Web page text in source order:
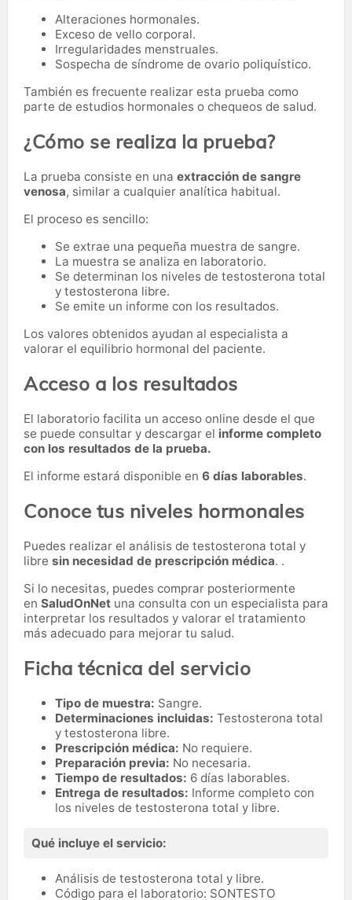
Alteraciones hormonales.
Exceso de vello corporal.
Irregularidades menstruales.
Sospecha de síndrome de ovario poliquístico.
También es frecuente realizar esta prueba como
parte de estudios hormonales o chequeos de salud.
¿Cómo se realiza la prueba?
La prueba consiste en una extracción de sangre
venosa, similar a cualquier analítica habitual.
El proceso es sencillo:
Se extrae una pequeña muestra de sangre.
La muestra se analiza en laboratorio.
Se determinan los niveles de testosterona total
y testosterona libre.
Se emite un informe con los resultados.
Los valores obtenidos ayudan al especialista a
valorar el equilibrio hormonal del paciente.
Acceso a los resultados
El laboratorio facilita un acceso online desde el que
se puede consultar y descargar el informe completo
con los resultados de la prueba.
El informe estará disponible en 6 días laborables.
Conoce tus niveles hormonales
Puedes realizar el análisis de testosterona total y
libre sin necesidad de prescripción médica. .
Si lo necesitas, puedes comprar posteriormente
en SaludOnNet una consulta con un especialista para
interpretar los resultados y valorar el tratamiento
más adecuado para mejorar tu salud.
Ficha técnica del servicio
Tipo de muestra: Sangre.
Determinaciones incluidas: Testosterona total
y testosterona libre.
Prescripción médica: No requiere.
Preparación previa: No necesaria.
Tiempo de resultados: 6 días laborables.
Entrega de resultados: Informe completo con
los niveles de testosterona total y libre.
Qué incluye el servicio:
Análisis de testosterona total y libre.
Código para el laboratorio: SONTESTO